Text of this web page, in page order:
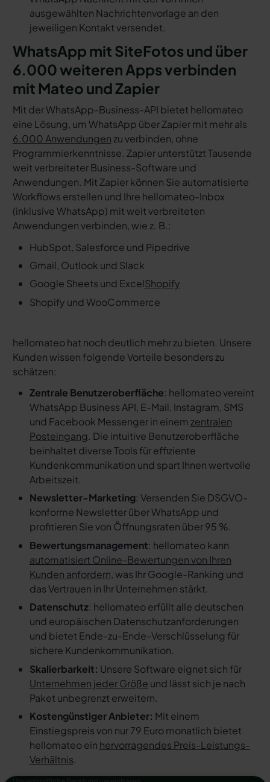
ausgewählten Nachrichtenvorlage an den
jeweiligen Kontakt versendet.
WhatsApp mit SiteFotos und über
6.000 weiteren Apps verbinden
mit Mateo und Zapier
Mit der WhatsApp-Business-API bietet hellomateo
eine Lösung, um WhatsApp über Zapier mit mehr als
6.000 Anwendungenzu verbinden, ohne
Programmierkenntnisse. Zapier unterstützt Tausende
weit verbreiteter Business-Software und
Anwendungen. Mit Zapier können Sie automatisierte
Workflows erstellen und Ihre hellomateo-Inbox
(inklusive WhatsApp) mit weit verbreiteten
Anwendungen verbinden, wie z. B.:
HubSpot, Salesforce und Pipedrive
Gmail, Outlook und Slack
Google Sheets und ExcelShopify
Shopify und WooCommerce
hellomateo hat noch deutlich mehr zu bieten. Unsere
Kunden wissen folgende Vorteile besonders zu
schätzen:
Zentrale Benutzeroberfläche: hellomateo vereint
WhatsApp Business API, E-Mail, Instagram, SMS
und Facebook Messenger in einem zentralen
Posteingang. Die intuitive Benutzeroberfläche
beinhaltet diverse Tools für effiziente
Kundenkommunikation und spart Ihnen wertvolle
Arbeitszeit.
Newsletter-Marketing: Versenden Sie DSGVO-
konforme Newsletter über WhatsApp und
profitieren Sie von Öffnungsraten über 95 %.
Bewertungsmanagement: hellomateo kann
automatisiert Online-Bewertungen von Ihren
Kunden anfordern, was Ihr Google-Ranking und
das Vertrauen in Ihr Unternehmen stärkt.
Datenschutz: hellomateo erfüllt alle deutschen
und europäischen Datenschutzanforderungen
und bietet Ende-zu-Ende-Verschlüsselung für
sichere Kundenkommunikation.
Skalierbarkeit: Unsere Software eignet sich für
Unternehmen jeder Größe und lässt sich je nach
Paket unbegrenzt erweitern.
Kostengünstiger Anbieter: Mit einem
Einstiegspreis von nur 79 Euro monatlich bietet
hellomateo ein hervorragendes Preis-Leistungs-
Verhältnis.